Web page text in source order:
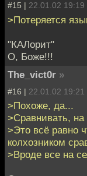
#15 | 22.01.02 19:19
>Потеряется
"КАЛорит"
О, Боже!!!
The_vict0r »
#16 | 22.01.02 19:21
>Похоже, да...
>Сравнивать, на
>Это всё равно
колхозником
>Вроде все на